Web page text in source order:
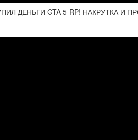
ДЕНЬГИ GTA 5 RP! НАКРУТКА И